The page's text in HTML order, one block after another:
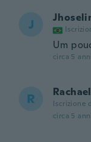
J
Um
circa 5
R Rachael
Iscrizione
circa 5